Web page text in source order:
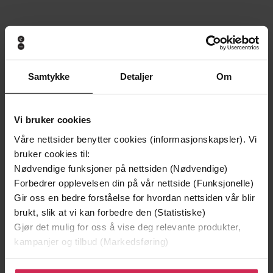
Samtykke Detaljer Om
Vi bruker cookies
Våre nettsider benytter cookies (informasjonskapsler). Vi
bruker cookies til:
Nødvendige funksjoner på nettsiden (Nødvendige)
Forbedrer opplevelsen din på vår nettside (Funksjonelle)
Gir oss en bedre forståelse for hvordan nettsiden vår blir
brukt, slik at vi kan forbedre den (Statistiske)
Gjør det mulig for oss å vise deg relevante produkter,
kampanjer og tilbud (Markedsføring)
Klikk på «Godta alle» for å gi oss ditt samtykke til å
Andre har også kjøpt